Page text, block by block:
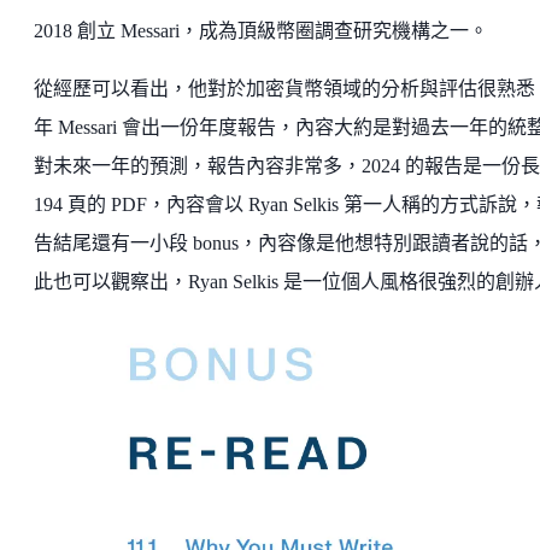
2018 創立 Messari，成為頂級幣圈調查研究機構之一。
從經歷可以看出，他對於加密貨幣領域的分析與評估很熟悉
年 Messari 會出一份年度報告，內容大約是對過去一年的統
對未來一年的預測，報告內容非常多，2024 的報告是一份
194 頁的 PDF，內容會以 Ryan Selkis 第一人稱的方式訴說
告結尾還有一小段 bonus，內容像是他想特別跟讀者說的話
此也可以觀察出，Ryan Selkis 是一位個人風格很強烈的創辦